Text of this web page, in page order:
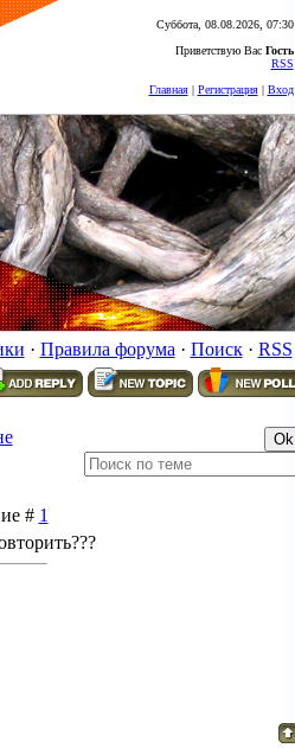
Суббота, 08.08.2026, 07:30
Приветствую Вас Гость
RSS
Главная| Регистрация| Вход
· Правила форума · Поиск· RSS
# 1